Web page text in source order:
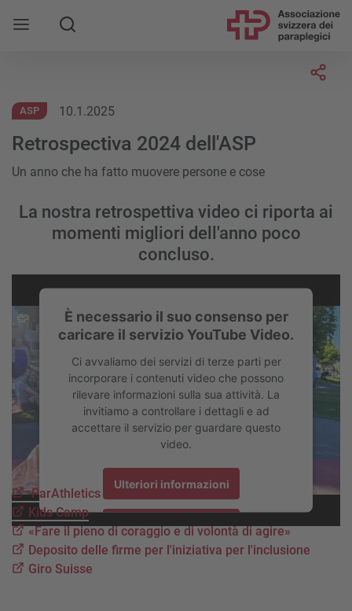
ASP 10.1.2025
Retrospectiva 2024 dell'ASP
Un anno che ha fatto muovere persone e cose
La nostra retrospettiva video ci riporta ai
momenti migliori dell'anno poco
concluso.
È necessario il suo consenso per
caricare il servizio YouTube Video.
Ci avvaliamo dei servizi di terze parti per
incorporare i contenuti video che possono
rilevare informazioni sulla sua attività. La
invitiamo a controllare i dettagli e ad
accettare il servizio per guardare questo
video.
Ulteriori informazioni
Accetta
ParAthletics
Kids Camp
«Fare il pieno di coraggio e di volontà di agire»
Deposito delle firme per l'iniziativa per l'inclusione
Giro Suisse